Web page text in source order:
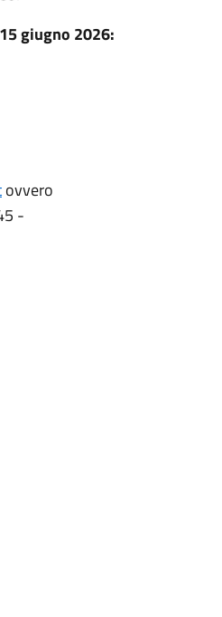
giugno 2026:
ovvero
-